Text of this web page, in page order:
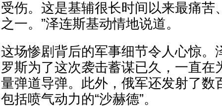
受伤。这是基辅很长时间以来最痛苦
之一。”泽连斯基动情地说道。
这场惨剧背后的军事细节令人心惊。
罗斯为了这次袭击蓄谋已久，一直在
量弹道导弹。此外，俄军还发射了数
包括喷气动力的“沙赫德”。